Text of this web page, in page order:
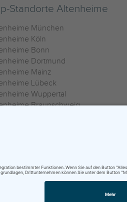
Standorte Altenheime
München
Köln
Bonn
Dortmund
Mainz
Lübeck
Wuppertal
Braunschweig